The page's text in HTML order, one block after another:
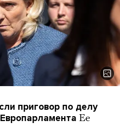
приговор по делу
Ее